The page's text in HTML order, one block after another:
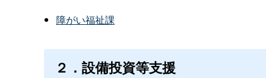
障がい福祉課
２．設備投資等支援